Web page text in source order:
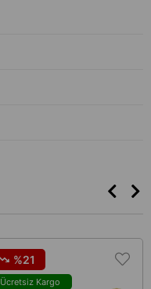
%21
Ücretsiz Kargo